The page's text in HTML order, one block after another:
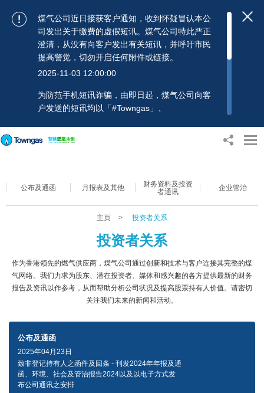
煤气公司近日接获客户通知，收到怀疑冒认本公
司发出关于缴费的虚假短讯。煤气公司特此严正
澄清，从没有向客户发出有关短讯，并呼吁市民
提高警觉，切勿开启任何附件或链接。
2025-11-03 12:00:00
为防范手机短讯诈骗，由即日起，煤气公司向客
户发送的短讯均以「#Towngas」、
个人资料，以免蒙受损失。若有任何疑问，可随
公布及通函 月报表及其他
财务资料及投资
者通讯
企业管治
主页 > 投资者关系
投资者关系
作为香港领先的燃气供应商，煤气公司通过创新和技术与客户连接其完整的煤
气网络。我们力求为股东、潜在投资者、媒体和感兴趣的各方提供最新的财务
报告及资讯以作参考，从而帮助分析公司状况及提高股票持有人价值。请密切
关注我们未来的新闻和活动。
公布及通函
2025年04月23日
致非登记持有人之函件及回条 - 刊发2024年年报及通
函、环境、社会及管治报告2024以及以电子方式发
布公司通讯之安排